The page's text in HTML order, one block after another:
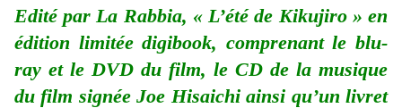
Edité par La Rabbia, « L’été de Kikujiro » en
édition limitée digibook, comprenant le blu-
ray et le DVD du film, le CD de la musique
du film signée Joe Hisaichi ainsi qu’un livret